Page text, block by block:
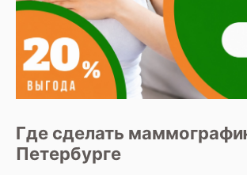
Где сделать
Петербурге